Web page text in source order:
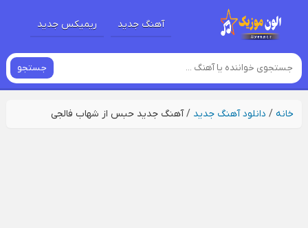
آهنگ جدید ریمیکس جدید
جستجو
خانه/ دانلود آهنگ جدید /آهنگ جدید حبس از شهاب فالجی